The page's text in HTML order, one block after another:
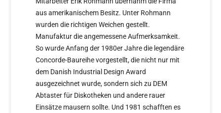
aus amerikanischem Besitz. Unter Rohmann
wurden die richtigen Weichen gestellt.
Manufaktur die angemessene Aufmerksamkeit.
So wurde Anfang der 1980er Jahre die legendäre
Concorde-Baureihe vorgestellt, die nicht nur mit
dem Danish Industrial Design Award
ausgezeichnet wurde, sondern sich zu DEM
Abtaster für Diskotheken und andere rauer
Einsätze mausern sollte. Und 1981 schafften es